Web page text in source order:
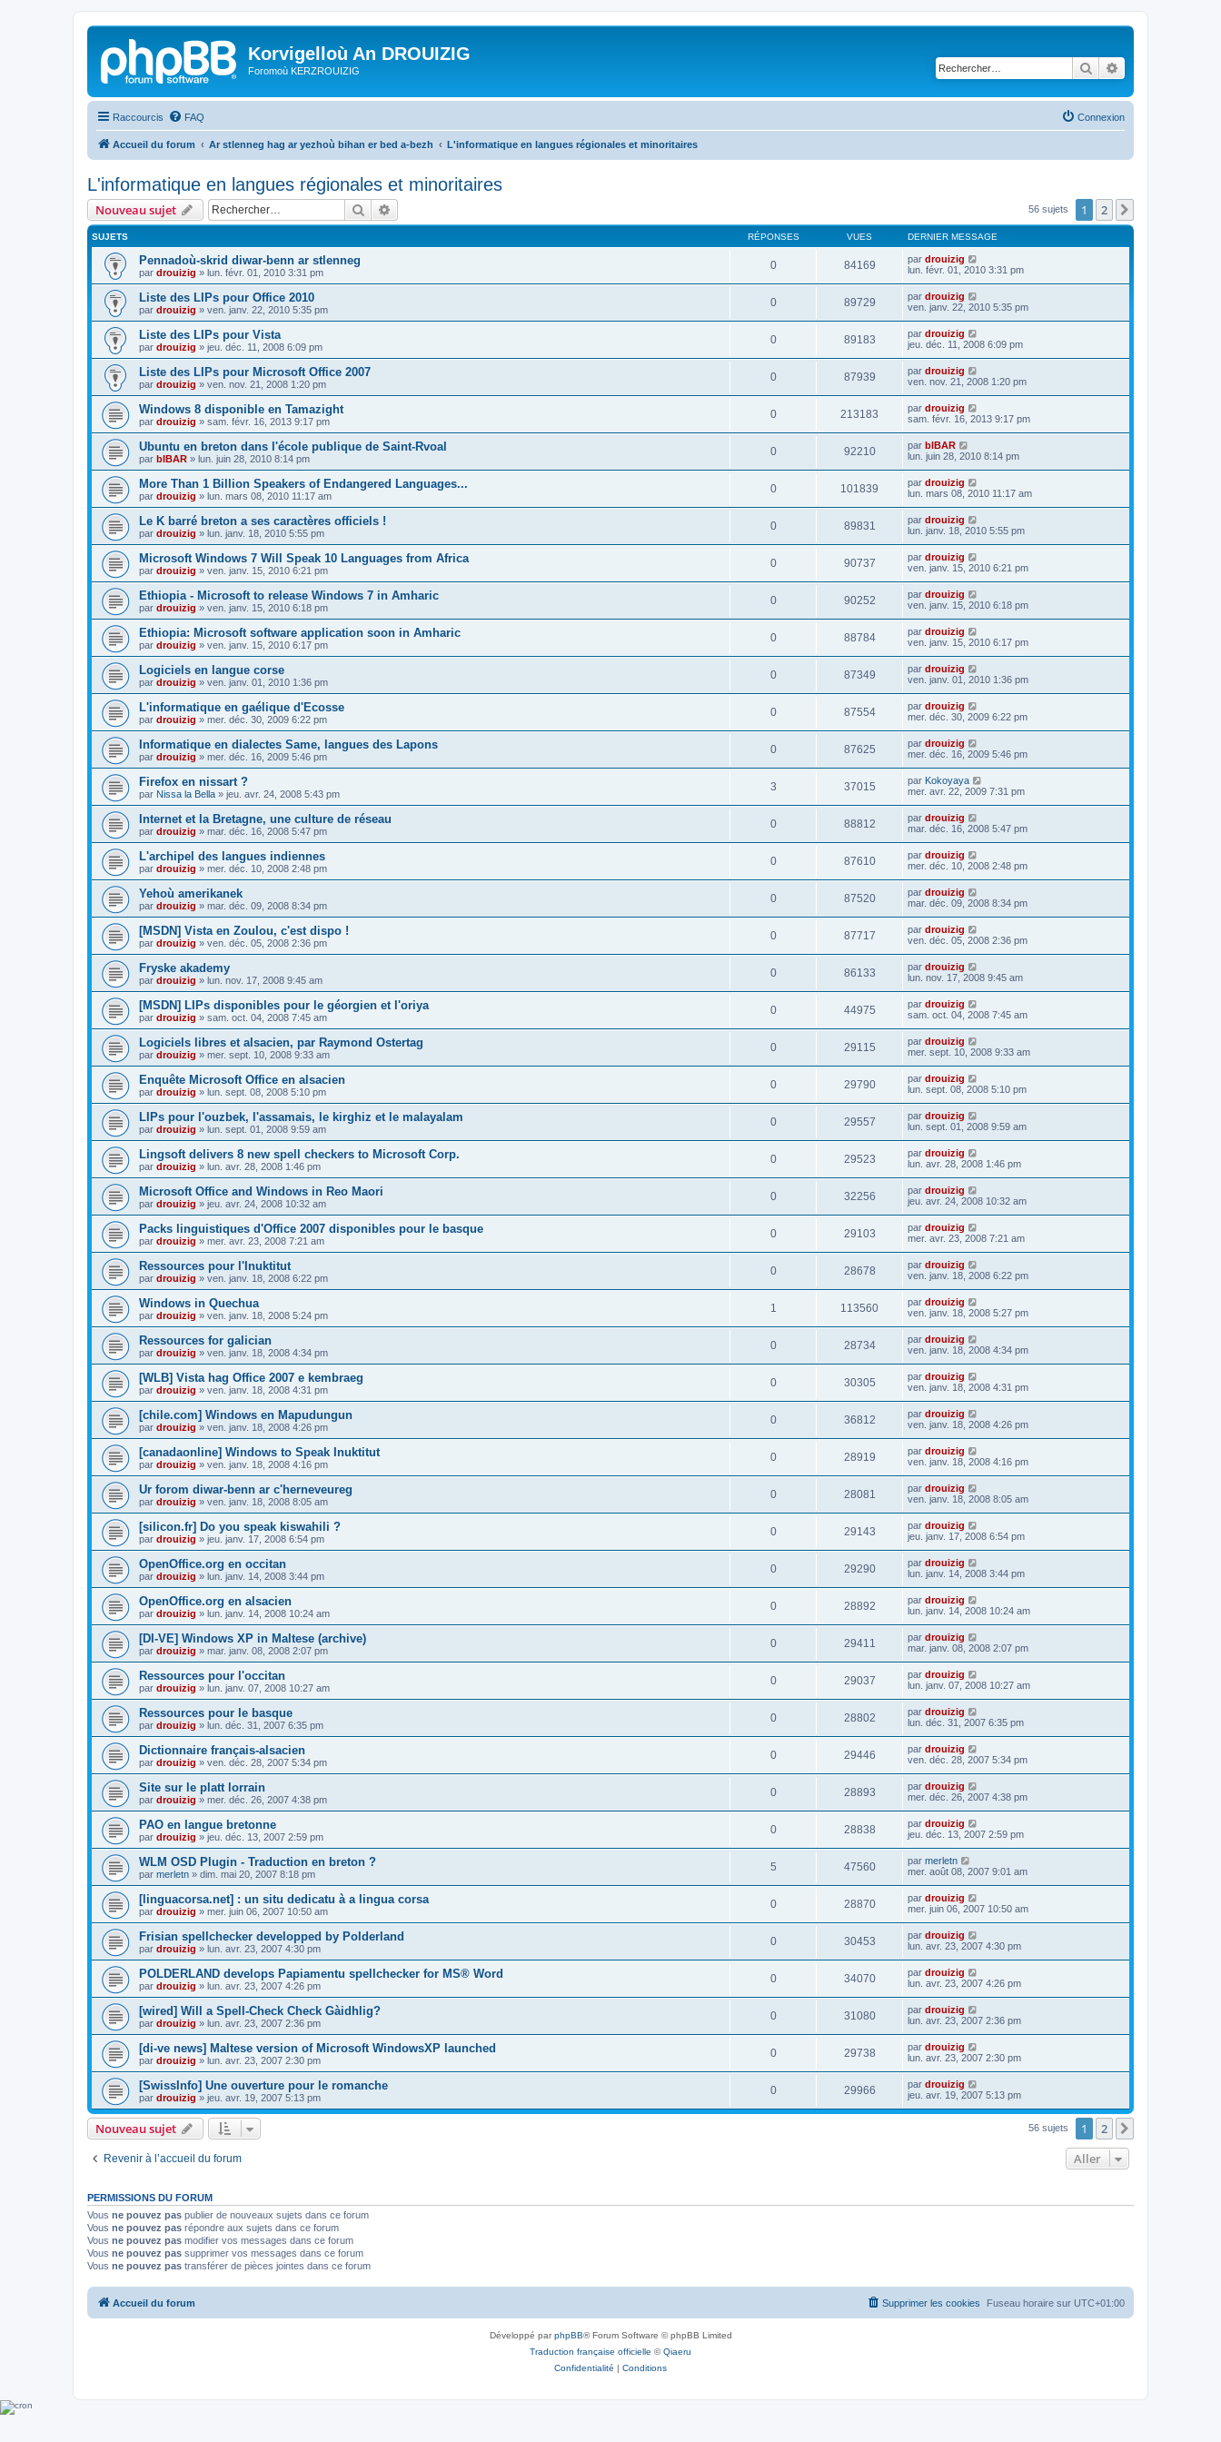
Korvigelloù An DROUIZIG
Foromoù KERZROUIZIG Rechercher
Raccourcis FAQ Connexion
Accueil du forum Ar stlenneg hag ar yezhoù bihan er bed a-bezh L'informatique en langues régionales et minoritaires
L'informatique en langues régionales et minoritaires
Nouveau sujet Rechercher 56 sujets 1 2
SUJETS RÉPONSES VUES DERNIER MESSAGE
Pennadoù-skrid diwar-benn ar stlenneg
par drouizig » lun. févr. 01, 2010 3:31 pm
0 84169 par drouizig
lun. févr. 01, 2010 3:31 pm
Liste des LIPs pour Office 2010
par drouizig » ven. janv. 22, 2010 5:35 pm
0 89729 par drouizig
ven. janv. 22, 2010 5:35 pm
Liste des LIPs pour Vista
par drouizig » jeu. déc. 11, 2008 6:09 pm
0 89183 par drouizig
jeu. déc. 11, 2008 6:09 pm
Liste des LIPs pour Microsoft Office 2007
par drouizig » ven. nov. 21, 2008 1:20 pm
0 87939 par drouizig
ven. nov. 21, 2008 1:20 pm
Windows 8 disponible en Tamazight
par drouizig » sam. févr. 16, 2013 9:17 pm
0 213183 par drouizig
sam. févr. 16, 2013 9:17 pm
Ubuntu en breton dans l'école publique de Saint-Rvoal
par bIBAR » lun. juin 28, 2010 8:14 pm
0 92210 par bIBAR
lun. juin 28, 2010 8:14 pm
More Than 1 Billion Speakers of Endangered Languages...
par drouizig » lun. mars 08, 2010 11:17 am
0 101839 par drouizig
lun. mars 08, 2010 11:17 am
Le K barré breton a ses caractères officiels !
par drouizig » lun. janv. 18, 2010 5:55 pm
0 89831 par drouizig
lun. janv. 18, 2010 5:55 pm
Microsoft Windows 7 Will Speak 10 Languages from Africa
par drouizig » ven. janv. 15, 2010 6:21 pm
0 90737 par drouizig
ven. janv. 15, 2010 6:21 pm
Ethiopia - Microsoft to release Windows 7 in Amharic
par drouizig » ven. janv. 15, 2010 6:18 pm
0 90252 par drouizig
ven. janv. 15, 2010 6:18 pm
Ethiopia: Microsoft software application soon in Amharic
par drouizig » ven. janv. 15, 2010 6:17 pm
0 88784 par drouizig
ven. janv. 15, 2010 6:17 pm
Logiciels en langue corse
par drouizig » ven. janv. 01, 2010 1:36 pm
0 87349 par drouizig
ven. janv. 01, 2010 1:36 pm
L'informatique en gaélique d'Ecosse
par drouizig » mer. déc. 30, 2009 6:22 pm
0 87554 par drouizig
mer. déc. 30, 2009 6:22 pm
Informatique en dialectes Same, langues des Lapons
par drouizig » mer. déc. 16, 2009 5:46 pm
0 87625 par drouizig
mer. déc. 16, 2009 5:46 pm
Firefox en nissart ?
par Nissa la Bella » jeu. avr. 24, 2008 5:43 pm
3 37015 par Kokoyaya
mer. avr. 22, 2009 7:31 pm
Internet et la Bretagne, une culture de réseau
par drouizig » mar. déc. 16, 2008 5:47 pm
0 88812 par drouizig
mar. déc. 16, 2008 5:47 pm
L'archipel des langues indiennes
par drouizig » mer. déc. 10, 2008 2:48 pm
0 87610 par drouizig
mer. déc. 10, 2008 2:48 pm
Yehoù amerikanek
par drouizig » mar. déc. 09, 2008 8:34 pm
0 87520 par drouizig
mar. déc. 09, 2008 8:34 pm
[MSDN] Vista en Zoulou, c'est dispo !
par drouizig » ven. déc. 05, 2008 2:36 pm
0 87717 par drouizig
ven. déc. 05, 2008 2:36 pm
Fryske akademy
par drouizig » lun. nov. 17, 2008 9:45 am
0 86133 par drouizig
lun. nov. 17, 2008 9:45 am
[MSDN] LIPs disponibles pour le géorgien et l'oriya
par drouizig » sam. oct. 04, 2008 7:45 am
0 44975 par drouizig
sam. oct. 04, 2008 7:45 am
Logiciels libres et alsacien, par Raymond Ostertag
par drouizig » mer. sept. 10, 2008 9:33 am
0 29115 par drouizig
mer. sept. 10, 2008 9:33 am
Enquête Microsoft Office en alsacien
par drouizig » lun. sept. 08, 2008 5:10 pm
0 29790 par drouizig
lun. sept. 08, 2008 5:10 pm
LIPs pour l'ouzbek, l'assamais, le kirghiz et le malayalam
par drouizig » lun. sept. 01, 2008 9:59 am
0 29557 par drouizig
lun. sept. 01, 2008 9:59 am
Lingsoft delivers 8 new spell checkers to Microsoft Corp.
par drouizig » lun. avr. 28, 2008 1:46 pm
0 29523 par drouizig
lun. avr. 28, 2008 1:46 pm
Microsoft Office and Windows in Reo Maori
par drouizig » jeu. avr. 24, 2008 10:32 am
0 32256 par drouizig
jeu. avr. 24, 2008 10:32 am
Packs linguistiques d'Office 2007 disponibles pour le basque
par drouizig » mer. avr. 23, 2008 7:21 am
0 29103 par drouizig
mer. avr. 23, 2008 7:21 am
Ressources pour l'Inuktitut
par drouizig » ven. janv. 18, 2008 6:22 pm
0 28678 par drouizig
ven. janv. 18, 2008 6:22 pm
Windows in Quechua
par drouizig » ven. janv. 18, 2008 5:24 pm
1 113560 par drouizig
ven. janv. 18, 2008 5:27 pm
Ressources for galician
par drouizig » ven. janv. 18, 2008 4:34 pm
0 28734 par drouizig
ven. janv. 18, 2008 4:34 pm
[WLB] Vista hag Office 2007 e kembraeg
par drouizig » ven. janv. 18, 2008 4:31 pm
0 30305 par drouizig
ven. janv. 18, 2008 4:31 pm
[chile.com] Windows en Mapudungun
par drouizig » ven. janv. 18, 2008 4:26 pm
0 36812 par drouizig
ven. janv. 18, 2008 4:26 pm
[canadaonline] Windows to Speak Inuktitut
par drouizig » ven. janv. 18, 2008 4:16 pm
0 28919 par drouizig
ven. janv. 18, 2008 4:16 pm
Ur forom diwar-benn ar c'herneveureg
par drouizig » ven. janv. 18, 2008 8:05 am
0 28081 par drouizig
ven. janv. 18, 2008 8:05 am
[silicon.fr] Do you speak kiswahili ?
par drouizig » jeu. janv. 17, 2008 6:54 pm
0 29143 par drouizig
jeu. janv. 17, 2008 6:54 pm
OpenOffice.org en occitan
par drouizig » lun. janv. 14, 2008 3:44 pm
0 29290 par drouizig
lun. janv. 14, 2008 3:44 pm
OpenOffice.org en alsacien
par drouizig » lun. janv. 14, 2008 10:24 am
0 28892 par drouizig
lun. janv. 14, 2008 10:24 am
[DI-VE] Windows XP in Maltese (archive)
par drouizig » mar. janv. 08, 2008 2:07 pm
0 29411 par drouizig
mar. janv. 08, 2008 2:07 pm
Ressources pour l'occitan
par drouizig » lun. janv. 07, 2008 10:27 am
0 29037 par drouizig
lun. janv. 07, 2008 10:27 am
Ressources pour le basque
par drouizig » lun. déc. 31, 2007 6:35 pm
0 28802 par drouizig
lun. déc. 31, 2007 6:35 pm
Dictionnaire français-alsacien
par drouizig » ven. déc. 28, 2007 5:34 pm
0 29446 par drouizig
ven. déc. 28, 2007 5:34 pm
Site sur le platt lorrain
par drouizig » mer. déc. 26, 2007 4:38 pm
0 28893 par drouizig
mer. déc. 26, 2007 4:38 pm
PAO en langue bretonne
par drouizig » jeu. déc. 13, 2007 2:59 pm
0 28838 par drouizig
jeu. déc. 13, 2007 2:59 pm
WLM OSD Plugin - Traduction en breton ?
par merletn » dim. mai 20, 2007 8:18 pm
5 47560 par merletn
mer. août 08, 2007 9:01 am
[linguacorsa.net] : un situ dedicatu à a lingua corsa
par drouizig » mer. juin 06, 2007 10:50 am
0 28870 par drouizig
mer. juin 06, 2007 10:50 am
Frisian spellchecker developped by Polderland
par drouizig » lun. avr. 23, 2007 4:30 pm
0 30453 par drouizig
lun. avr. 23, 2007 4:30 pm
POLDERLAND develops Papiamentu spellchecker for MS® Word
par drouizig » lun. avr. 23, 2007 4:26 pm
0 34070 par drouizig
lun. avr. 23, 2007 4:26 pm
[wired] Will a Spell-Check Check Gàidhlig?
par drouizig » lun. avr. 23, 2007 2:36 pm
0 31080 par drouizig
lun. avr. 23, 2007 2:36 pm
[di-ve news] Maltese version of Microsoft WindowsXP launched
par drouizig » lun. avr. 23, 2007 2:30 pm
0 29738 par drouizig
lun. avr. 23, 2007 2:30 pm
[SwissInfo] Une ouverture pour le romanche
par drouizig » jeu. avr. 19, 2007 5:13 pm
0 29966 par drouizig
jeu. avr. 19, 2007 5:13 pm
Nouveau sujet 56 sujets 1 2
Revenir à l’accueil du forum Aller
PERMISSIONS DU FORUM
Vous ne pouvez pas publier de nouveaux sujets dans ce forum
Vous ne pouvez pas répondre aux sujets dans ce forum
Vous ne pouvez pas modifier vos messages dans ce forum
Vous ne pouvez pas supprimer vos messages dans ce forum
Vous ne pouvez pas transférer de pièces jointes dans ce forum
Accueil du forum Fuseau horaire sur UTC+01:00
Supprimer les cookies
Développé parphpBB® Forum Software © phpBB Limited
Traduction française officielle ©Qiaeru
Confidentialité | Conditions